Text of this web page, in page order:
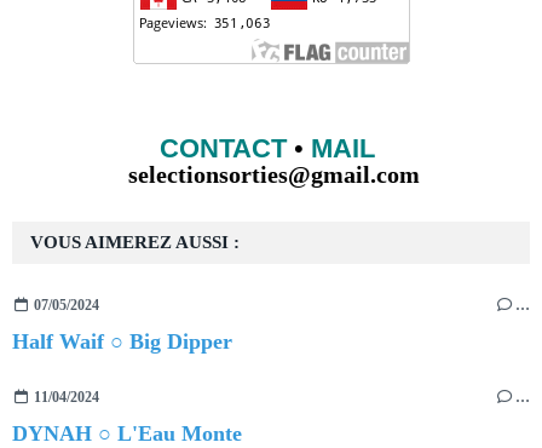
VOUS AIMEREZ AUSSI :
07/05/2024 …
Half Waif ○ Big Dipper
11/04/2024 …
DYNAH ○ L'Eau Monte
CONTACT• MAIL
selectionsorties@gmail.com